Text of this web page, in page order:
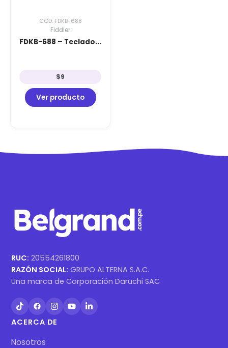
CÓD: FDKB-688
Fiddler
FDKB-688 – Teclado...
$9
Ver producto
RUC: 20554261800
RAZÓN SOCIAL: GRUPO ALTERNA S.A.C.
Una marca de Corporación Daruchi SAC
ACERCA DE
Nosotros